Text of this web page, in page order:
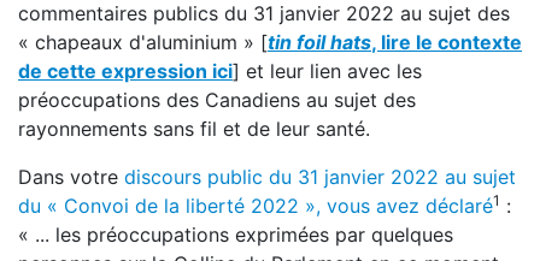
commentaires publics du 31 janvier 2022 au sujet des
« chapeaux d'aluminium » [tin foil hats, lire le contexte
de cette expression ici] et leur lien avec les
préoccupations des Canadiens au sujet des
rayonnements sans fil et de leur santé.
Dans votre discours public du 31 janvier 2022 au sujet
du « Convoi de la liberté 2022 », vous avez déclaré1 :
« ... les préoccupations exprimées par quelques